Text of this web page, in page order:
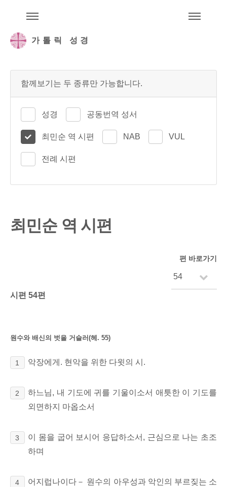
가톨릭 성경
함께보기는 두 종류만 가능합니다.
성경 공동번역 성서
최민순 역 시편 NAB VUL
전례 시편
최민순 역 시편
편 바로가기
시편 54편
원수와 배신의 벗을 거슬러(헤. 55)
1 악장에게. 현악을 위한 다윗의 시.
2
하느님, 내 기도에 귀를 기울이소서 애틋한 이 기도를
외면하지 마옵소서
3
이 몸을 굽어 보시어 응답하소서, 근심으로 나는 초조
하며
4
어지럽나이다－ 원수의 아우성과 악인의 부르짖는 소